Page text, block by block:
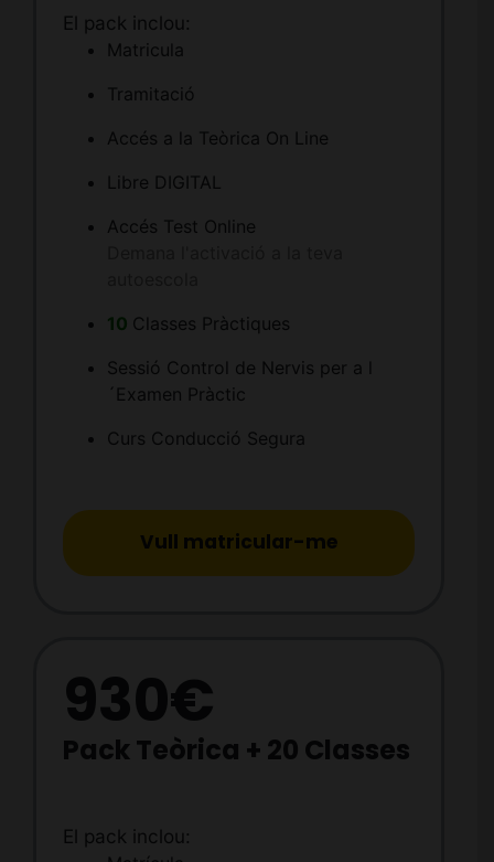
El pack inclou:
Matricula
Tramitació
Accés a la Teòrica On Line
Libre DIGITAL
Accés Test Online
10 Classes Pràctiques
Sessió Control de Nervis per a l
´Examen Pràctic
Curs Conducció Segura
Vull matricular-me
930€
Pack Teòrica + 20 Classes
El pack inclou: